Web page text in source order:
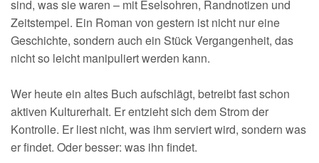
sind, was sie waren – mit Eselsohren, Randnotizen und
Zeitstempel. Ein Roman von gestern ist nicht nur eine
Geschichte, sondern auch ein Stück Vergangenheit, das
nicht so leicht manipuliert werden kann.
Wer heute ein altes Buch aufschlägt, betreibt fast schon
aktiven Kulturerhalt. Er entzieht sich dem Strom der
Kontrolle. Er liest nicht, was ihm serviert wird, sondern was
er findet. Oder besser: was ihn findet.